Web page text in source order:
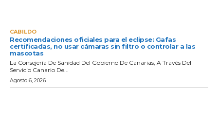
CABILDO
Recomendaciones oficiales para el eclipse: Gafas
certificadas, no usar cámaras sin filtro o controlar a las
mascotas
La Consejería De Sanidad Del Gobierno De Canarias, A Través Del
Servicio Canario De...
Agosto 6, 2026